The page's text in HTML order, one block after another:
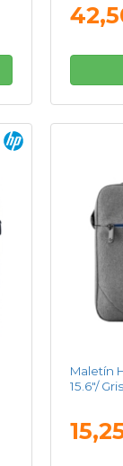
Maletín
15.6"/